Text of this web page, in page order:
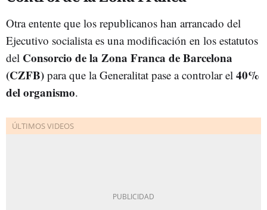
Otra entente que los republicanos han arrancado del
Ejecutivo socialista es una modificación en los estatutos
del Consorcio de la Zona Franca de Barcelona
(CZFB) para que la Generalitat pase a controlar el 40%
del organismo.